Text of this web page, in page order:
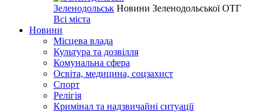
Зеленодольськ Новини Зеленодольської ОТГ
Всі міста
Новини
Місцева влада
Культура та дозвілля
Комунальна сфера
Освіта, медицина, соцзахист
Спорт
Релігія
Кримінал та надзвичайні ситуації